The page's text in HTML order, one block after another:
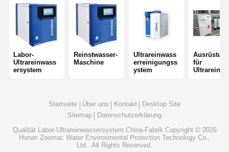
Zubehör für Wasserreinigungsanlagen
Labor-
Ultrareinwass
ersystem
Reinstwasser-
Maschine
Ultrareinwass
erreinigungss
ystem
für
Startseite Über uns Kontakt
Desktop Site
Sitemap
Datenschutzerklärung
Qualität
Labor-Ultrareinwassersystem China-Fabrik.Copyright © 2026
Hunan Zoomac Water Environmental Protection Technology Co.,
Ltd.. All Rights Reserved.